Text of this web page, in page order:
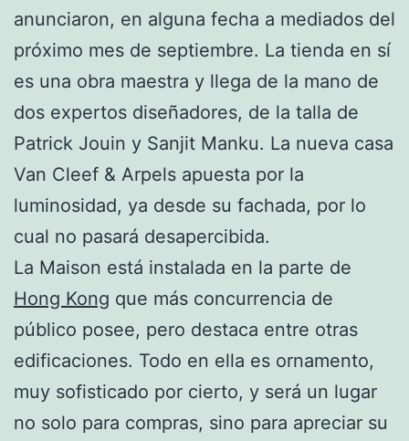
anunciaron, en alguna fecha a mediados del
próximo mes de septiembre. La tienda en sí
es una obra maestra y llega de la mano de
dos expertos diseñadores, de la talla de
Patrick Jouin y Sanjit Manku. La nueva casa
Van Cleef & Arpels apuesta por la
luminosidad, ya desde su fachada, por lo
cual no pasará desapercibida.
La Maison está instalada en la parte de
Hong Kong que más concurrencia de
público posee, pero destaca entre otras
edificaciones. Todo en ella es ornamento,
muy sofisticado por cierto, y será un lugar
no solo para compras, sino para apreciar su